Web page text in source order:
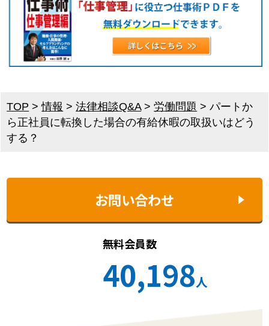
TOP >情報 >法律相談Q&A>労働問題 >パートか
ら正社員に転換した場合の有給休暇の取扱いはどう
する？
お問い合わせ
無料会員数
40,198人